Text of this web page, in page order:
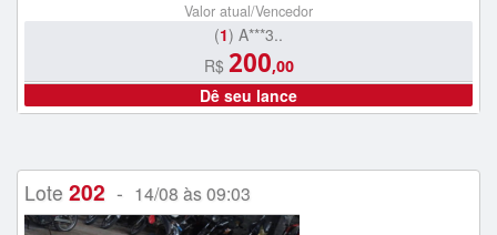
Valor atual/Vencedor
(1) A***3..
R$ 200,00
Dê seu lance
Lote 202 - 14/08 às 09:03